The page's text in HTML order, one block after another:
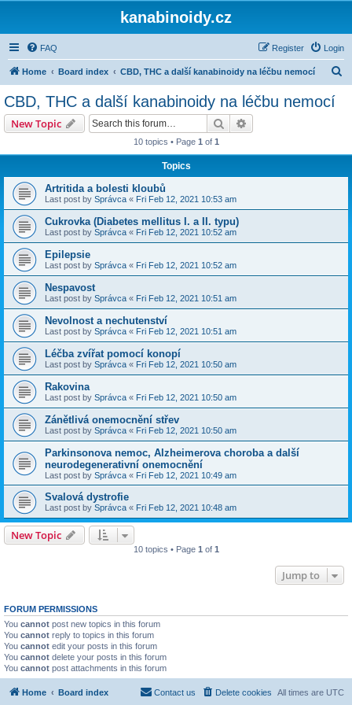
kanabinoidy.cz
FAQ Login
Register
Home Board index CBD, THC a další kanabinoidy na léčbu nemocí
CBD, THC a další kanabinoidy na léčbu nemocí
New Topic Search
10 topics • Page 1 of 1
Topics
Artritida a bolesti kloubů
Last post by Správca « Fri Feb 12, 2021 10:53 am
Cukrovka (Diabetes mellitus I. a II. typu)
Last post by Správca « Fri Feb 12, 2021 10:52 am
Epilepsie
Last post by Správca « Fri Feb 12, 2021 10:52 am
Nespavost
Last post by Správca « Fri Feb 12, 2021 10:51 am
Nevolnost a nechutenství
Last post by Správca « Fri Feb 12, 2021 10:51 am
Léčba zvířat pomocí konopí
Last post by Správca « Fri Feb 12, 2021 10:50 am
Rakovina
Last post by Správca « Fri Feb 12, 2021 10:50 am
Zánětlivá onemocnění střev
Last post by Správca « Fri Feb 12, 2021 10:50 am
Parkinsonova nemoc, Alzheimerova choroba a další
neurodegenerativní onemocnění
Last post by Správca « Fri Feb 12, 2021 10:49 am
Svalová dystrofie
Last post by Správca « Fri Feb 12, 2021 10:48 am
New Topic
10 topics • Page 1 of 1
Jump to
FORUM PERMISSIONS
You cannot post new topics in this forum
You cannot reply to topics in this forum
You cannot edit your posts in this forum
You cannot delete your posts in this forum
You cannot post attachments in this forum
Home Board index All times are UTC
Delete cookies
Contact us